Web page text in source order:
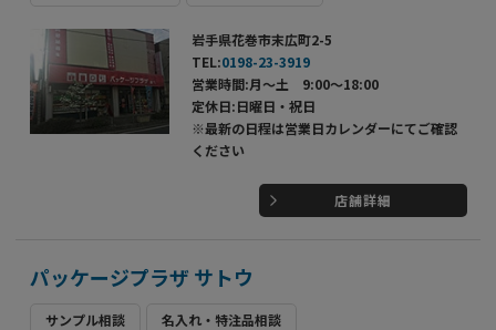
岩手県花巻市末広町2-5
TEL:0198-23-3919
営業時間:月～土 9:00～18:00
定休日:日曜日・祝日
※最新の日程は営業日カレンダーにてご確認
ください
店舗詳細
パッケージプラザ サトウ
サンプル相談 名入れ・特注品相談